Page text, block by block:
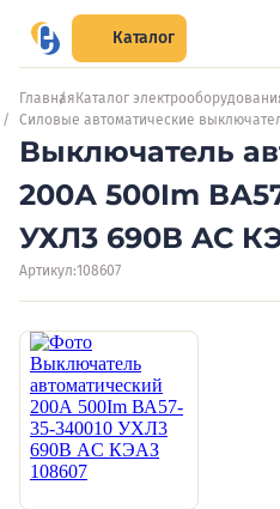
Каталог
Главная Каталог
Силовые автоматические
Выключатель
200А 500Im
УХЛ3 690В AC
Артикул:108607